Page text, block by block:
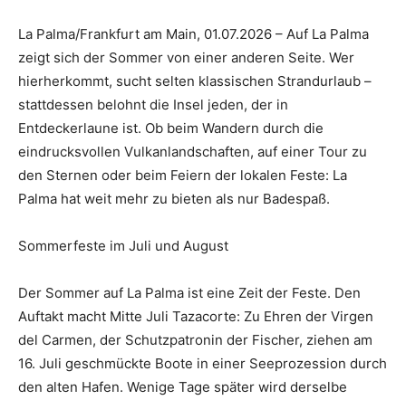
La Palma/Frankfurt am Main, 01.07.2026 – Auf La Palma
zeigt sich der Sommer von einer anderen Seite. Wer
hierherkommt, sucht selten klassischen Strandurlaub –
stattdessen belohnt die Insel jeden, der in
Entdeckerlaune ist. Ob beim Wandern durch die
eindrucksvollen Vulkanlandschaften, auf einer Tour zu
den Sternen oder beim Feiern der lokalen Feste: La
Palma hat weit mehr zu bieten als nur Badespaß.
Sommerfeste im Juli und August
Der Sommer auf La Palma ist eine Zeit der Feste. Den
Auftakt macht Mitte Juli Tazacorte: Zu Ehren der Virgen
del Carmen, der Schutzpatronin der Fischer, ziehen am
16. Juli geschmückte Boote in einer Seeprozession durch
den alten Hafen. Wenige Tage später wird derselbe